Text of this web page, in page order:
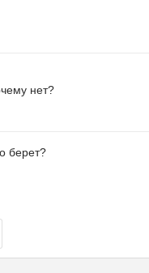
нет?
берет?